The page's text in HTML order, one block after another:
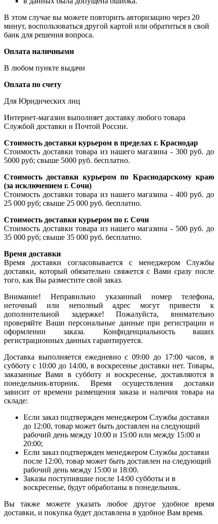
В этом случае вы можете повторить авторизацию через 20
минут, воспользоваться другой картой или обратиться в свой
банк для решения вопроса.
Оплата наличными
В любом пункте выдачи
Оплата по счету
Для Юридических лиц
Интернет-магазин выполняет доставку любого товара
Службой доставки и Почтой России.
Стоимость доставки курьером в пределах г. Краснодар
Стоимость доставки товара из нашего магазина - 300 руб. до
5000 руб; свыше 5000 руб. бесплатно.
Стоимость доставки курьером по Краснодарскому краю
(за исключением г. Сочи)
Стоимость доставки товара из нашего магазина - 400 руб. до
25 000 руб; свыше 25 000 руб. бесплатно.
Стоимость доставки курьером по г. Сочи
Стоимость доставки товара из нашего магазина - 500 руб. до
35 000 руб; свыше 35 000 руб. бесплатно.
Время доставки
Время доставки согласовывается с менеджером Службы
доставки, который обязательно свяжется с Вами сразу после
того, как Вы разместите свой заказ.
Внимание! Неправильно указанный номер телефона,
неточный или неполный адрес могут привести к
дополнительной задержке! Пожалуйста, внимательно
проверяйте Ваши персональные данные при регистрации и
оформлении заказа. Конфиденциальность ваших
регистрационных данных гарантируется.
Доставка выполняется ежедневно с 09:00 до 17:00 часов, в
субботу с 10:00 до 14:00, в воскресенье доставки нет. Товары,
заказанные Вами в субботу и воскресенье, доставляются в
понедельник-вторник. Время осуществления доставки
зависит от времени размещения заказа и наличия товара на
складе:
Если заказ подтвержден менеджером Службы доставки
до 12:00, товар может быть доставлен на следующий
рабочий день между 10:00 и 15:00 или между 15:00 и
20:00;
Если заказ подтвержден менеджером Службы доставки
после 12:00, товар может быть доставлен на следующий
рабочий день между 15:00 и 18:00.
Заказы поступившие после 14:00 субботы и в
воскресенье, будут обработаны в понедельник.
Вы также можете указать любое другое удобное время
доставки, и покупка будет доставлена в удобное Вам время.